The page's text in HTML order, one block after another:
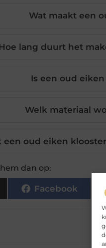
Wat maakt een
Hoe lang duurt het
Is een oud
Welk materiaal
een oud eiken
dan op:
Facebook